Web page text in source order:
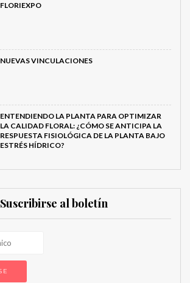
FLORIEXPO
NUEVAS VINCULACIONES
ENTENDIENDO LA PLANTA PARA OPTIMIZAR
LA CALIDAD FLORAL: ¿CÓMO SE ANTICIPA LA
RESPUESTA FISIOLÓGICA DE LA PLANTA BAJO
ESTRÉS HÍDRICO?
Suscribirse al boletín